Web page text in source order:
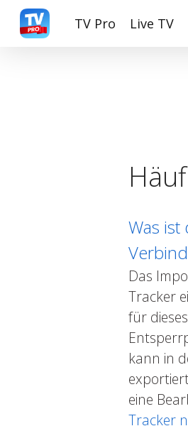
Skip
main
TV Pro Live TV
Was
Das
Tracker
für
kann in
eine
Tracker